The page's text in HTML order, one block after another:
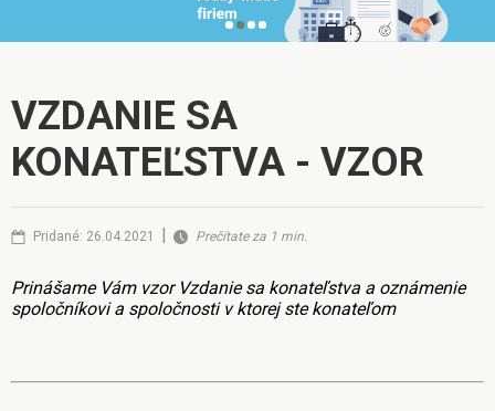
VZDANIE SA
KONATEĽSTVA - VZOR
Pridané: 26.04.2021 | Prečítate za 1 min.
Prinášame Vám vzor Vzdanie sa konateľstva a oznámenie
spoločníkovi a spoločnosti v ktorej ste konateľom